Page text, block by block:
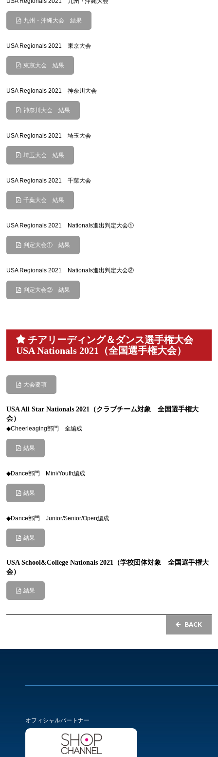
九州・沖縄大会 結果
USA Regionals 2021 東京大会
東京大会 結果
USA Regionals 2021 神奈川大会
神奈川大会 結果
USA Regionals 2021 埼玉大会
埼玉大会 結果
USA Regionals 2021 千葉大会
千葉大会 結果
USA Regionals 2021 Nationals進出判定大会①
判定大会① 結果
USA Regionals 2021 Nationals進出判定大会②
判定大会② 結果
チアリーディング＆ダンス選手権大会
USA Nationals 2021（全国選手権大会）
大会要項
USA All Star Nationals 2021（クラブチーム対象 全国選手権大
会）
◆Cheerleaging部門 全編成
結果
◆Dance部門 Mini/Youth編成
結果
◆Dance部門 Junior/Senior/Open編成
結果
USA School&College Nationals 2021（学校団体対象 全国選手権大
会）
結果
BACK
オフィシャルパートナー